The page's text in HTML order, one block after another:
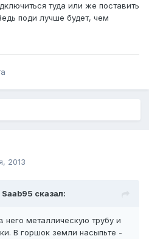
туда или же поставить
поди лучше будет, чем
2013
сказал:
него металлическую трубу и
В горшок земли насыпьте -